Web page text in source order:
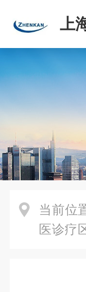
上
当前位
医诊疗